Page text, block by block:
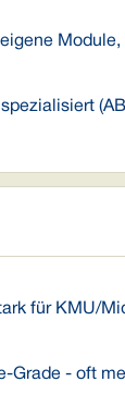
für KMU/
Grade - oft